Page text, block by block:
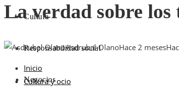
Cultura
Responsabilidad social
Negocios
La verdad sobre los
Asdrubal OlanoHace 2 meses
Inicio
Cultura y ocio